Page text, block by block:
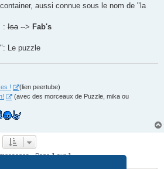
aussi connue sous le nom de "la
: Isa --> Fab's
Le puzzle
!
(lien peertube)
(avec des morceaux de Puzzle, mika ou
• Page1sur1